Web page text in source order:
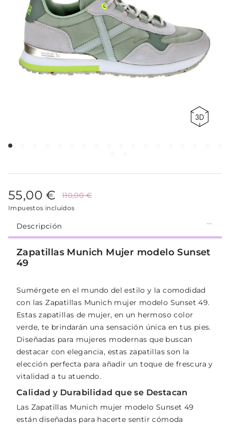
55,00 € 110,00 €
Impuestos incluidos
Descripción
Zapatillas Munich Mujer modelo Sunset
49
Sumérgete en el mundo del estilo y la comodidad
con las Zapatillas Munich mujer modelo Sunset 49.
Estas zapatillas de mujer, en un hermoso color
verde, te brindarán una sensación única en tus pies.
Diseñadas para mujeres modernas que buscan
destacar con elegancia, estas zapatillas son la
elección perfecta para añadir un toque de frescura y
vitalidad a tu atuendo.
Calidad y Durabilidad que se Destacan
Las Zapatillas Munich mujer modelo Sunset 49
están diseñadas para hacerte sentir cómoda